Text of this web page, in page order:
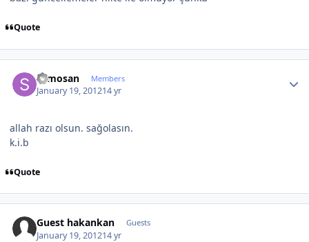
Quote
samosan Members
January 19, 201214 yr
allah razı olsun. sağolasın.
k.i.b
Quote
Guest hakankan Guests
January 19, 201214 yr